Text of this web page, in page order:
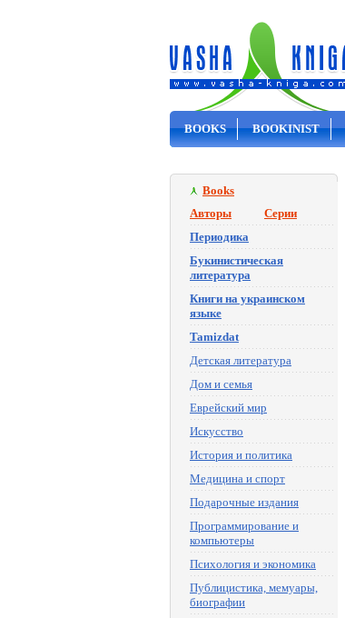
BOOKS BOOKINIST
Books
Авторы
Серии
Периодика
Букинистическая
литература
Книги на украинском
языке
Tamizdat
Детская литература
Дом и семья
Еврейский мир
Искусство
История и политика
Медицина и спорт
Подарочные издания
Программирование и
компьютеры
Психология и экономика
Публицистика, мемуары,
биографии